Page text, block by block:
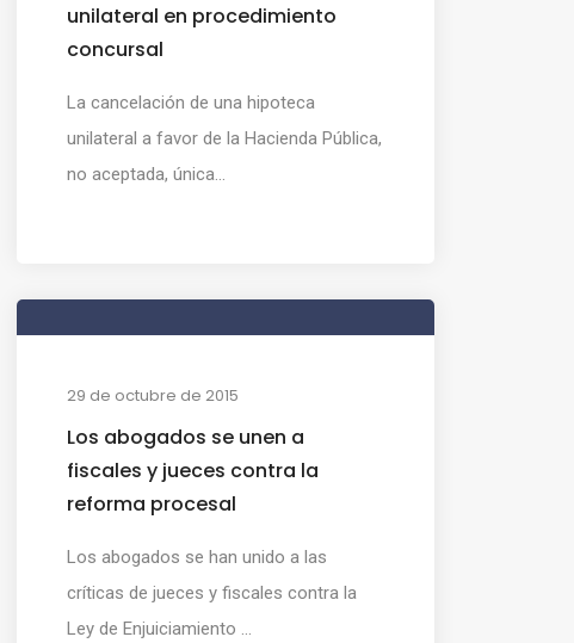
unilateral en procedimiento
concursal
La cancelación de una hipoteca
unilateral a favor de la Hacienda Pública,
no aceptada, única...
29 de octubre de 2015
Los abogados se unen a
fiscales y jueces contra la
reforma procesal
Los abogados se han unido a las
críticas de jueces y fiscales contra la
Ley de Enjuiciamiento ...